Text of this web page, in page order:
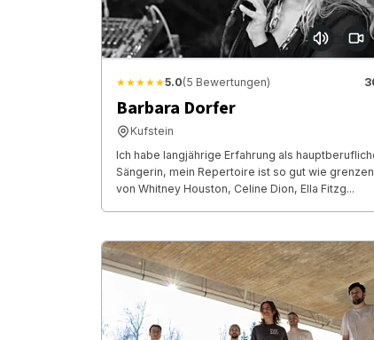
★★★★★5.0(5 Bewertungen)
Barbara Dorfer
Kufstein
Ich habe langjährige Erfahrung als
Sängerin, mein Repertoire ist so gut wie
von Whitney Houston, Celine Dion, Ella Fitzg...